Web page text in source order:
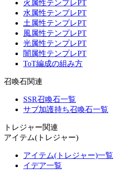
火属性テンプレPT
水属性テンプレPT
土属性テンプレPT
風属性テンプレPT
光属性テンプレPT
闇属性テンプレPT
ToT編成の組み方
召喚石関連
SSR召喚石一覧
サブ加護持ち召喚石一覧
トレジャー関連
アイテム(トレジャー)
アイテム(トレジャー)一覧
イデア一覧